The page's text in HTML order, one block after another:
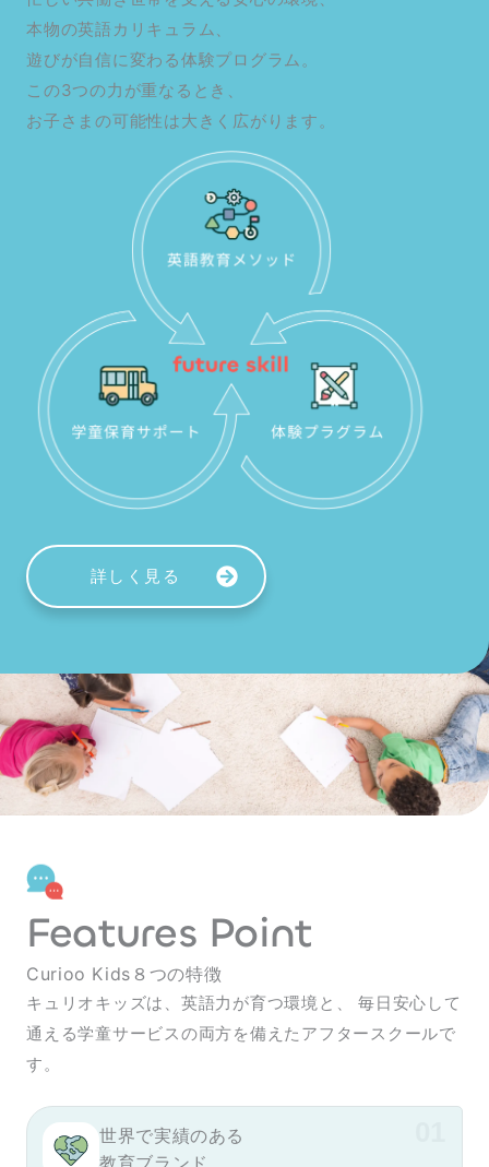
本物の英語カリキュラム、
遊びが自信に変わる体験プログラム。
この3つの力が重なるとき、
お子さまの可能性は大きく広がります。
詳しく見る
Features Point
Curioo Kids８つの特徴
キュリオキッズは、英語力が育つ環境と、
毎日安心して
通える学童サービスの両方を備えたアフタースクールで
す。
世界で実績のある
教育ブランド